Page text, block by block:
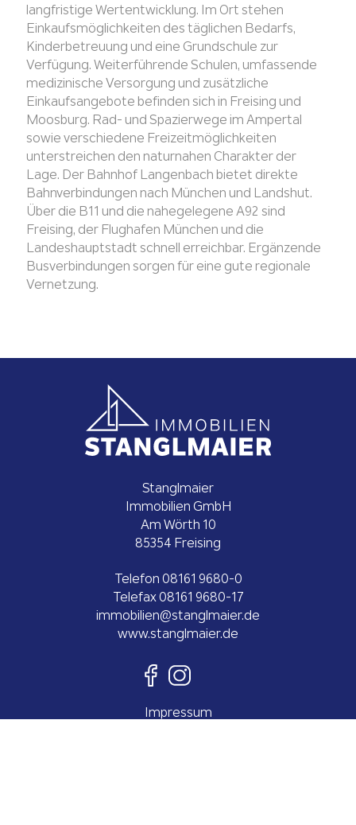
langfristige Wertentwicklung. Im Ort stehen
Einkaufsmöglichkeiten des täglichen Bedarfs,
Kinderbetreuung und eine Grundschule zur
Verfügung. Weiterführende Schulen, umfassende
medizinische Versorgung und zusätzliche
Einkaufsangebote befinden sich in Freising und
Moosburg. Rad- und Spazierwege im Ampertal
sowie verschiedene Freizeitmöglichkeiten
unterstreichen den naturnahen Charakter der
Lage. Der Bahnhof Langenbach bietet direkte
Bahnverbindungen nach München und Landshut.
Über die B11 und die nahegelegene A92 sind
Freising, der Flughafen München und die
Landeshauptstadt schnell erreichbar. Ergänzende
Busverbindungen sorgen für eine gute regionale
Vernetzung.
Stanglmaier
Immobilien GmbH
Am Wörth 10
85354 Freising
Telefon 08161 9680-0
Telefax 08161 9680-17
ed.reiamlgnats@neilibommi
www.stanglmaier.de
Impressum